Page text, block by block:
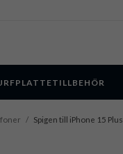
/ Spigen till iPhone 15 Plus